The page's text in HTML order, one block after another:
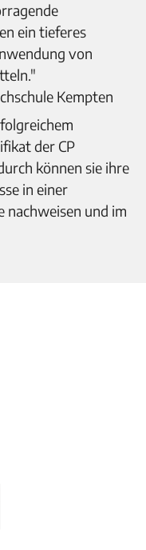
ein tieferes
von
Kempten
der CP
können sie ihre
in einer
und im